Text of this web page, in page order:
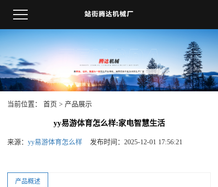
当前位置： 首页 > 产品展示
yy易游体育怎么样:家电智慧生活
来源： yy易游体育怎么样 发布时间：2025-12-01 17:56:21
产品概述